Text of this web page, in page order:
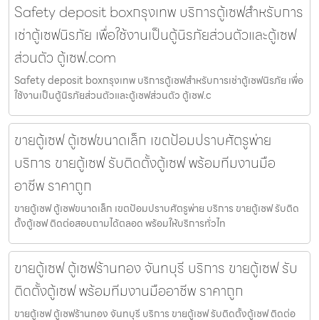
Safety deposit boxกรุงเทพ บริการตู้เซฟสำหรับการ
เช่าตู้เซฟนิรภัย เพื่อใช้งานเป็นตู้นิรภัยส่วนตัวและตู้เซฟ
ส่วนตัว ตู้เซฟ.com
Safety deposit boxกรุงเทพ บริการตู้เซฟสำหรับการเช่าตู้เซฟนิรภัย เพื่อ
ใช้งานเป็นตู้นิรภัยส่วนตัวและตู้เซฟส่วนตัว ตู้เซฟ.c
ขายตู้เซฟ ตู้เซฟขนาดเล็ก เขตป้อมปราบศัตรูพ่าย
บริการ ขายตู้เซฟ รับติดตั้งตู้เซฟ พร้อมทีมงานมือ
อาชีพ ราคาถูก
ขายตู้เซฟ ตู้เซฟขนาดเล็ก เขตป้อมปราบศัตรูพ่าย บริการ ขายตู้เซฟ รับติด
ตั้งตู้เซฟ ติดต่อสอบถามได้ตลอด พร้อมให้บริการทั่วไท
ขายตู้เซฟ ตู้เซฟร้านทอง จันทบุรี บริการ ขายตู้เซฟ รับ
ติดตั้งตู้เซฟ พร้อมทีมงานมืออาชีพ ราคาถูก
ขายตู้เซฟ ตู้เซฟร้านทอง จันทบุรี บริการ ขายตู้เซฟ รับติดตั้งตู้เซฟ ติดต่อ